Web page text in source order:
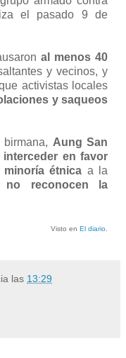
el pasado 9 de
al menos 40
y vecinos, y
activistas locales
y saqueos
Aung San
en favor
minoría étnica a la
no reconocen la
Visto enEl diario
las 13:29